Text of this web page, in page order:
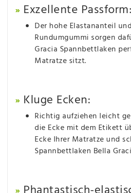
» Exzellente Passform:
Der hohe Elastananteil
Rundumgummi sorgen
Gracia Spannbettlaken
Matratze sitzt.
» Kluge Ecken:
Richtig aufziehen leicht
die Ecke mit dem Etikett
Ecke Ihrer Matratze und
Spannbettlaken Bella